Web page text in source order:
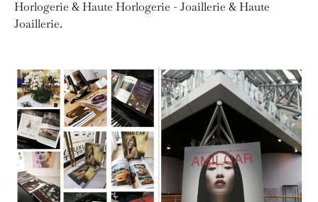
Horlogerie & Haute Horlogerie - Joaillerie & Haute
Joaillerie.